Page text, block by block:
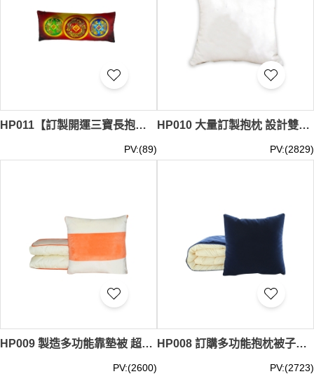
起, 視乎數量而定。貨期約需7-14天
尋找完美的裝飾配件？iGift的抱枕絕對是您的理想之選。我
們的抱枕不僅是休息的好夥伴，更是點綴空間的藝術品。從
小巧可愛到大號舒適，iGift的抱枕系列應有盡有。我們注重
細節，如優質填充物的選擇、耐洗耐用的面料，讓您的抱枕
既實用又持久。現在就來iGift探索您的專屬抱枕，為生活增
添一抹柔軟色彩！
HP011【訂製開運三寶長抱枕】｜金龍猛虎雙鯉圖騰｜復古錢幣造型印花｜抱枕專門店
PV:(89)
HP010 大量訂製抱枕 設計雙面圖片抱枕 抱枕中心 33*33CM 40*40CM 45*45CM 50*50CM 60*60CM 40*60CM 咕筍
PV:(2829)
HP009 製造多功能靠墊被 超柔抱枕被子兩用 汽車抱枕被定制LOGO 抱枕供應商 40*40cm 攤開後117*150cm TAGS 街坊福利會 攤位遊戲 表演 線上活動 ZOOM MEETING 活動 TEE, 在線 活動禮品 咕筍
PV:(2600)
HP008 訂購多功能抱枕被子兩用 靠墊廣告定制LOGO 汽車抱枕 抱枕hk中心 40*40cm 攤開後120*150cm TAGS 街坊福利會 攤位遊戲 表演 線上活動 ZOOM MEETING 活動 TEE, 在線 活動禮品 咕筍
PV:(2723)